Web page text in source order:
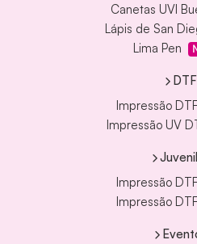
Canetas UVI
Lápis de San
Lima Pen
DTF
Impressão
Impressão UV
Impressão
Impressão